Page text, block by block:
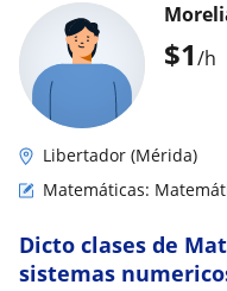
$1/h
Libertador (Mérida)
Matemáticas:
Dicto clases de
sistemas